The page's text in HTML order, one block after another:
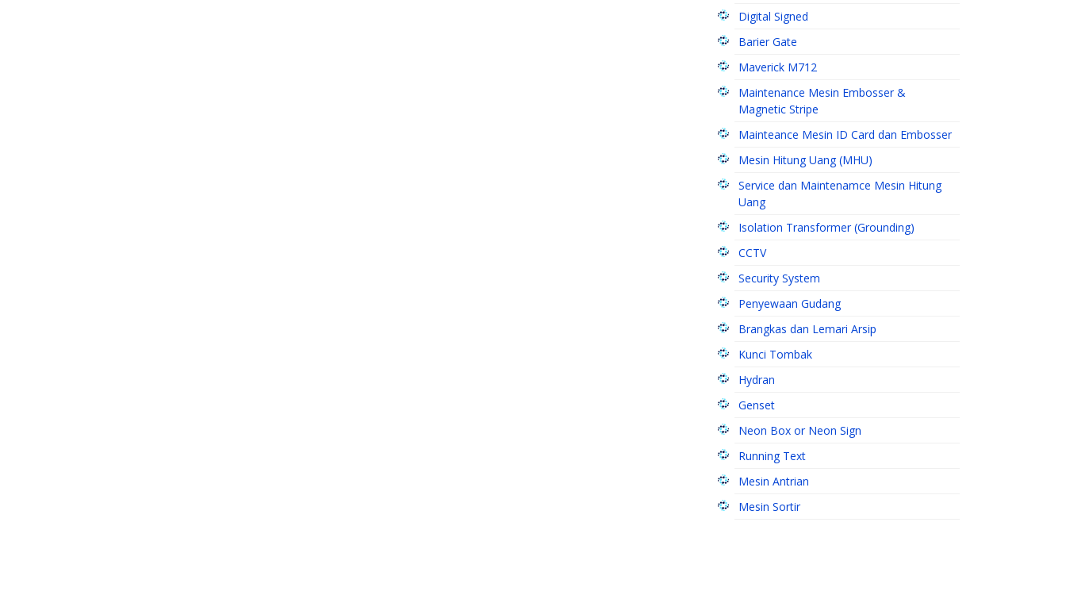
Digital Signed
Barier Gate
Maverick M712
Maintenance Mesin Embosser &
Magnetic Stripe
Mainteance Mesin ID Card dan Embosser
Mesin Hitung Uang (MHU)
Service dan Maintenamce Mesin Hitung
Uang
Isolation Transformer (Grounding)
CCTV
Security System
Penyewaan Gudang
Brangkas dan Lemari Arsip
Kunci Tombak
Hydran
Genset
Neon Box or Neon Sign
Running Text
Mesin Antrian
Mesin Sortir